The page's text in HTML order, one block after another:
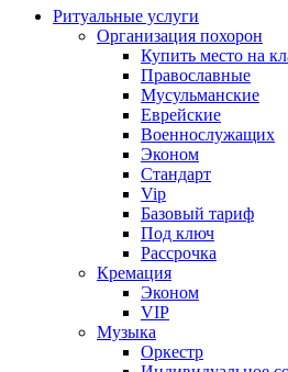
Ритуальные услуги
Организация похорон
Купить место на
Православные
Мусульманские
Еврейские
Военнослужащих
Эконом
Стандарт
Vip
Базовый тариф
Под ключ
Рассрочка
Кремация
Эконом
VIP
Музыка
Оркестр